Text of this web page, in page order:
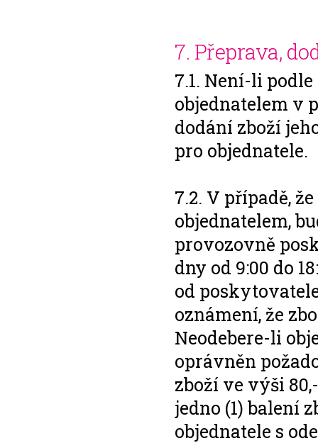
7. Přeprava,
7.1. Není-li
objednatelem v
dodání zboží
pro objednatele.
7.2. V případě,
objednatelem,
provozovně
dny od 9:00 do
od
oznámení, že
Neodebere-li
oprávněn
zboží ve výši
jedno (1) balení
objednatele s